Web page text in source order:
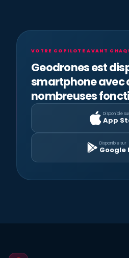
VOTRE COPILOTE AVANT
Geodrones est
smartphone avec
nombreuses
Disponible
App
Disponible sur
Google